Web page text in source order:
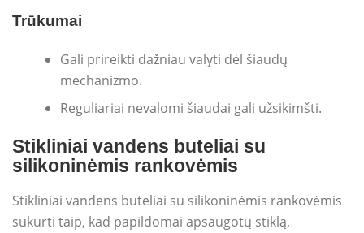
Trūkumai
Gali prireikti dažniau valyti dėl šiaudų
mechanizmo.
Reguliariai nevalomi šiaudai gali užsikimšti.
Stikliniai vandens buteliai su
silikoninėmis rankovėmis
Stikliniai vandens buteliai su silikoninėmis rankovėmis
sukurti taip, kad papildomai apsaugotų stiklą,